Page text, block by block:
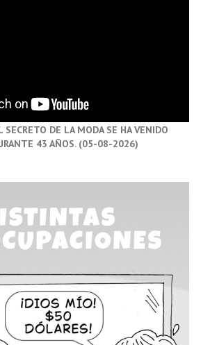
SECRETO DE LA MODA SE HA VENIDO
43 AÑOS. (05-08-2026)